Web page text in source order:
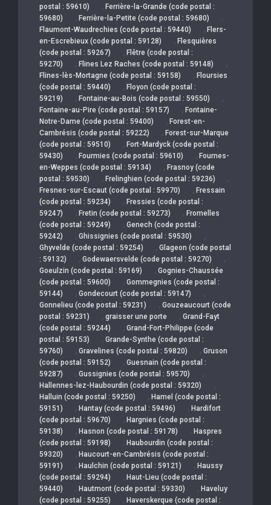
postal : 59610)
, Ferrière-la-Grande (code postal :
59680)
, Ferrière-la-Petite (code postal : 59680) ,
Flaumont-Waudrechies (code postal : 59440) , Flers-
en-Escrebieux (code postal : 59128)
, Flesquières
(code postal : 59267)
, Flêtre (code postal :
59270)
, Flines Lez Raches (code postal : 59148) ,
Flines-lès-Mortagne (code postal : 59158) , Floursies
(code postal : 59440)
, Floyon (code postal :
59219)
, Fontaine-au-Bois (code postal : 59550) ,
Fontaine-au-Pire (code postal : 59157) , Fontaine-
Notre-Dame (code postal : 59400)
, Forest-en-
Cambrésis (code postal : 59222)
, Forest-sur-Marque
(code postal : 59510)
, Fort-Mardyck (code postal :
59430)
, Fourmies (code postal : 59610) , Fournes-
en-Weppes (code postal : 59134)
, Frasnoy (code
postal : 59530)
, Frelinghien (code postal : 59236) ,
Fresnes-sur-Escaut (code postal : 59970) , Fressain
(code postal : 59234)
, Fressies (code postal :
59247)
, Fretin (code postal : 59273) , Fromelles
(code postal : 59249)
, Genech (code postal :
59242)
, Ghissignies (code postal : 59530) ,
Ghyvelde (code postal : 59254) , Glageon (code postal
: 59132)
, Godewaersvelde (code postal : 59270) ,
Goeulzin (code postal : 59169) , Gognies-Chaussée
(code postal : 59600)
, Gommegnies (code postal :
59144)
, Gondecourt (code postal : 59147) ,
Gonnelieu (code postal : 59231) , Gouzeaucourt (code
postal : 59231)
, graisser une porte , Grand-Fayt
(code postal : 59244)
, Grand-Fort-Philippe (code
postal : 59153)
, Grande-Synthe (code postal :
59760)
, Gravelines (code postal : 59820) , Gruson
(code postal : 59152)
, Guesnain (code postal :
59287)
, Gussignies (code postal : 59570) ,
Hallennes-lez-Haubourdin (code postal : 59320) ,
Halluin (code postal : 59250) , Hamel (code postal :
59151)
, Hantay (code postal : 59496) , Hardifort
(code postal : 59670)
, Hargnies (code postal :
59138)
, Hasnon (code postal : 59178) , Haspres
(code postal : 59198)
, Haubourdin (code postal :
59320)
, Haucourt-en-Cambrésis (code postal :
59191)
, Haulchin (code postal : 59121) , Haussy
(code postal : 59294)
, Haut-Lieu (code postal :
59440)
, Hautmont (code postal : 59330) , Haveluy
(code postal : 59255)
, Haverskerque (code postal :